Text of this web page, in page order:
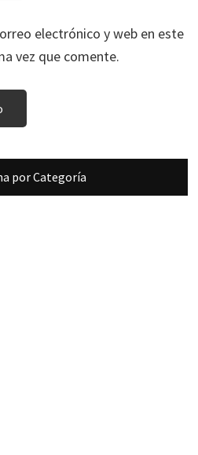
electrónico y web en este
vez que comente.
por Categoría